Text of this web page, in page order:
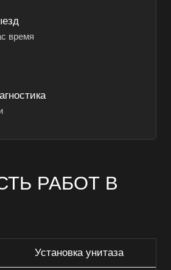
время
РАБОТ В
Установка унитаза